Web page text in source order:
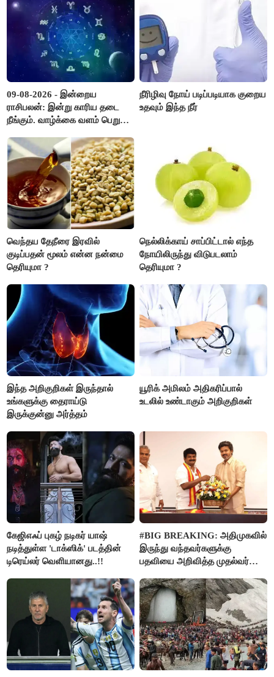
09-08-2026 - இன்றைய
ராசிபலன்: இன்று காரிய தடை
நீங்கும். வாழ்க்கை வளம் பெறும்.
எடைபோடுவது நல்லது..!
நீரிழிவு நோய் படிப்படியாக குறைய
உதவும் இந்த நீர்
வெந்தய தேநீரை இரவில்
குடிப்பதன் மூலம் என்ன நன்மை
தெரியுமா ?
நெல்லிக்காய் சாப்பிட்டால் எந்த
நோயிலிருந்து விடுபடலாம்
தெரியுமா ?
இந்த அறிகுறிகள் இருந்தால்
உங்களுக்கு தைராய்டு
இருக்குன்னு அர்த்தம்
யூரிக் அமிலம் அதிகரிப்பால்
உடலில் உண்டாகும் அறிகுறிகள்
கேஜிஎஃப் புகழ் நடிகர் யாஷ்
நடித்துள்ள 'டாக்‌ஸிக்' படத்தின்
டிரெய்லர் வெளியானது..!!
#BIG BREAKING: அதிமுகவில்
இருந்து வந்தவர்களுக்கு
பதவியை அறிவித்த முதல்வர்